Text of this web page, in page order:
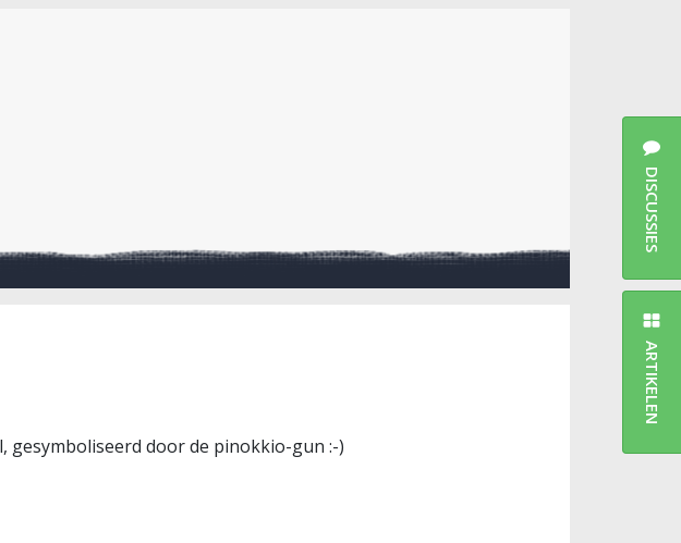
gesymboliseerd door de pinokkio-gun :-)
DISCUSSIES
ARTIKELEN